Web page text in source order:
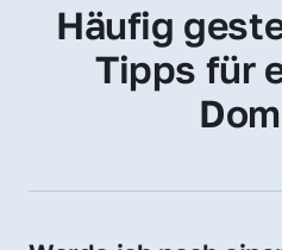
Häufig
Tipps für